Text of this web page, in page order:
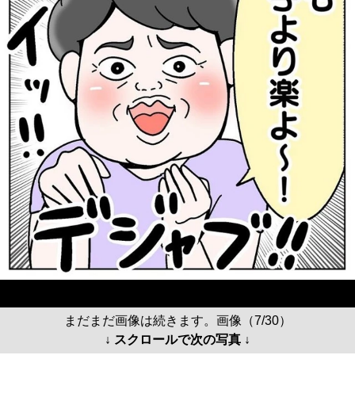
まだまだ画像は続きます。画像（7/30）
↓ スクロールで次の写真 ↓